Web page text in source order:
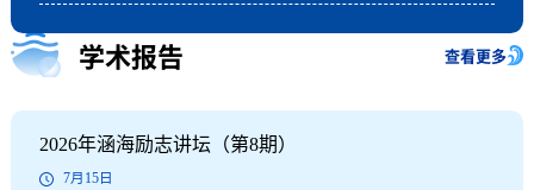
学术报告 查看更多
2026年涵海励志讲坛（第8期）
7月15日